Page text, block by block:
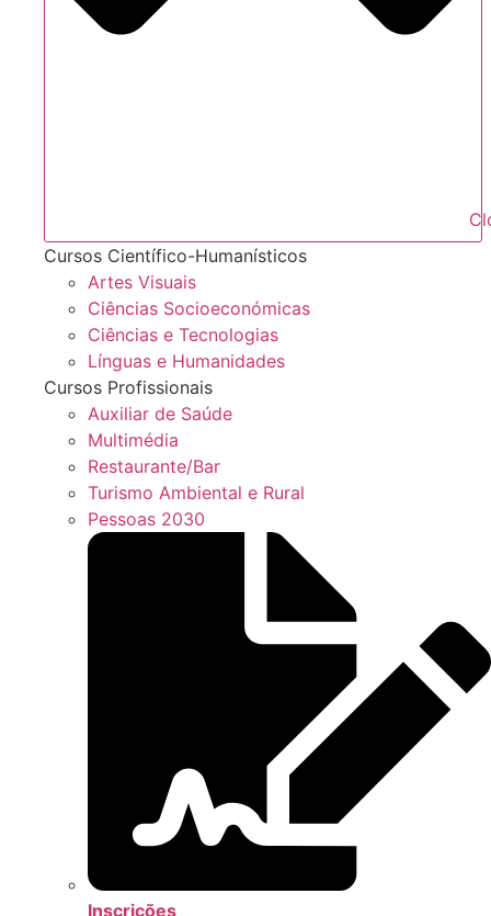
Cursos Científico-Humanísticos
Artes Visuais
Ciências Socioeconómicas
Ciências e Tecnologias
Línguas e Humanidades
Cursos Profissionais
Auxiliar de Saúde
Multimédia
Restaurante/Bar
Turismo Ambiental e Rural
Pessoas 2030
Inscrições